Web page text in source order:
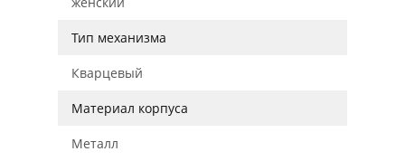
Тип механизма
Кварцевый
Материал корпуса
Металл